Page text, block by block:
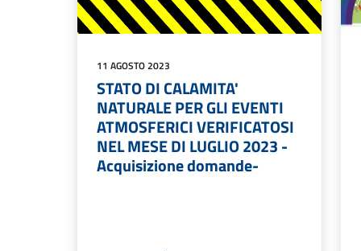
11 AGOSTO 2023
STATO DI CALAMITA'
NATURALE PER GLI EVENTI
ATMOSFERICI VERIFICATOSI
NEL MESE DI LUGLIO 2023 -
Acquisizione domande-